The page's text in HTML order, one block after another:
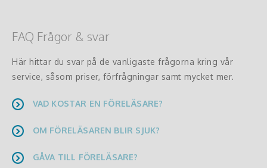
FAQ Frågor & svar
Här hittar du svar på de vanligaste frågorna kring vår
service, såsom priser, förfrågningar samt mycket mer.
VAD KOSTAR EN FÖRELÄSARE?
OM FÖRELÄSAREN BLIR SJUK?
GÅVA TILL FÖRELÄSARE?